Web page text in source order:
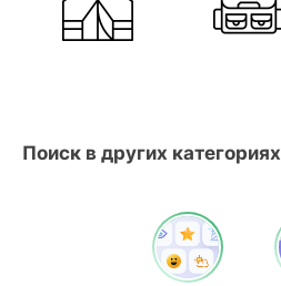
Поиск в других категориях